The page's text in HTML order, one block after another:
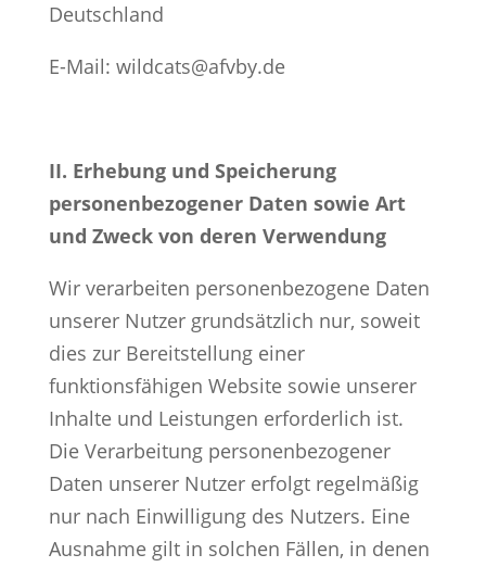
Deutschland
E-Mail: wildcats@afvby.de
II. Erhebung und Speicherung
personenbezogener Daten sowie Art
und Zweck von deren Verwendung
Wir verarbeiten personenbezogene Daten
unserer Nutzer grundsätzlich nur, soweit
dies zur Bereitstellung einer
funktionsfähigen Website sowie unserer
Inhalte und Leistungen erforderlich ist.
Die Verarbeitung personenbezogener
Daten unserer Nutzer erfolgt regelmäßig
nur nach Einwilligung des Nutzers. Eine
Ausnahme gilt in solchen Fällen, in denen